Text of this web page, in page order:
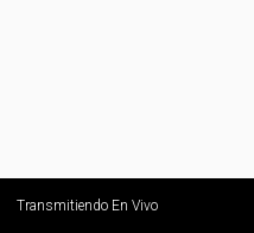
Transmitiendo En Vivo